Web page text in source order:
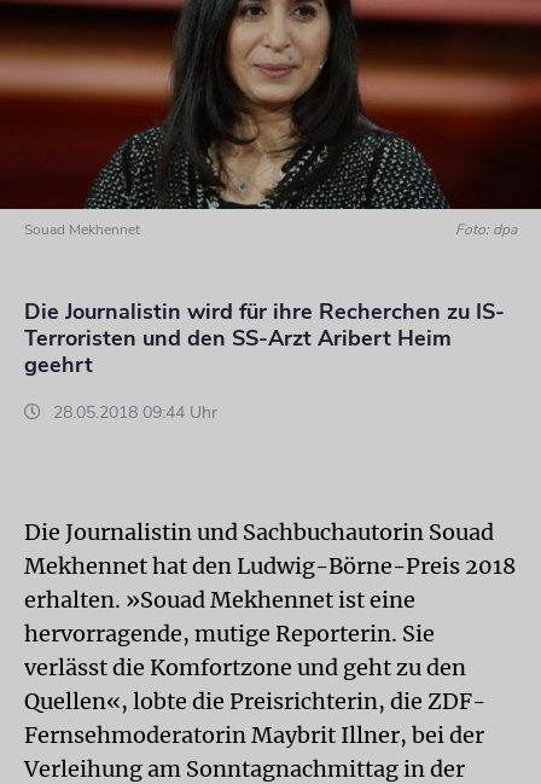
Souad Mekhennet Foto: dpa
Die Journalistin wird für ihre Recherchen zu IS-
Terroristen und den SS-Arzt Aribert Heim
geehrt
28.05.2018 09:44 Uhr
Die Journalistin und Sachbuchautorin Souad
Mekhennet hat den Ludwig-Börne-Preis 2018
erhalten. »Souad Mekhennet ist eine
hervorragende, mutige Reporterin. Sie
verlässt die Komfortzone und geht zu den
Quellen«, lobte die Preisrichterin, die ZDF-
Fernsehmoderatorin Maybrit Illner, bei der
Verleihung am Sonntagnachmittag in der